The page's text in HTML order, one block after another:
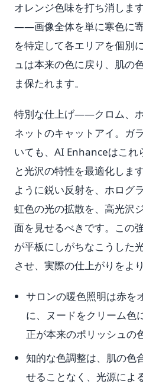
オレンジ色味を打ち消しま
——画像全体を単に寒色に
を特定して各エリアを個別
ュは本来の色に戻り、肌の
ま保たれます。
特別な仕上げ——クロム、
ネットのキャットアイ。
いても、AI Enhanceはこれ
と光沢の特性を最適化しま
ように鋭い反射を、ホログ
虹色の光の拡散を、高光沢
面を見せるべきです。この
が平板にしがちなこうした
させ、実際の仕上がりをよ
サロンの暖色照明は赤を
に、ヌードをクリーム
正が本来のポリッシュの
知的な色調整は、肌の色
せることなく、光源によ